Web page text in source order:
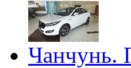
Чанчунь.